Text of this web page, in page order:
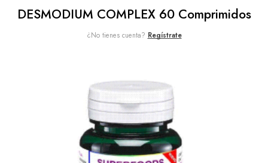
DESMODIUM COMPLEX 60 Comprimidos
¿No tienes cuenta? Regístrate